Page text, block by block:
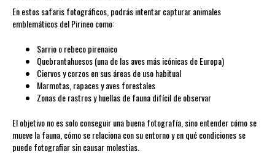
En estos safaris fotográficos, podrás intentar capturar animales
emblemáticos del Pirineo como:
Sarrio o rebeco pirenaico
Quebrantahuesos (una de las aves más icónicas de Europa)
Ciervos y corzos en sus áreas de uso habitual
Marmotas, rapaces y aves forestales
Zonas de rastros y huellas de fauna difícil de observar
El objetivo no es solo conseguir una buena fotografía, sino entender cómo se
mueve la fauna, cómo se relaciona con su entorno y en qué condiciones se
puede fotografiar sin causar molestias.